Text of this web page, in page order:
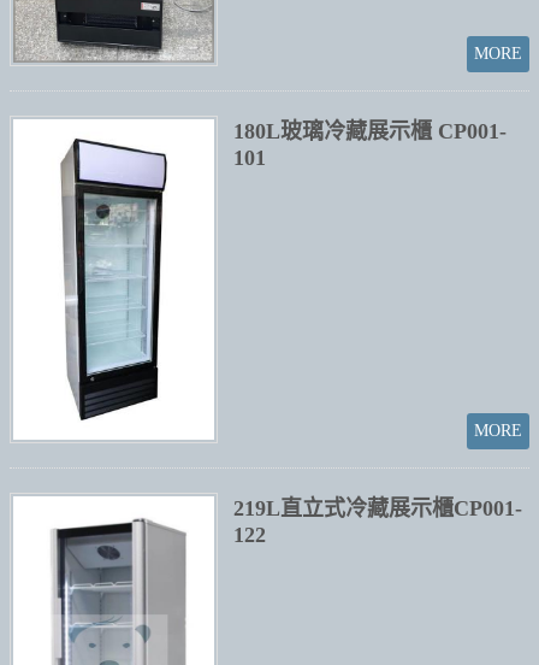
180L玻璃冷藏展示櫃 CP001-
101
219L直立式冷藏展示櫃CP001-
122